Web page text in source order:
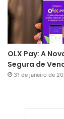
OLX Pay: A
Segura de
31 de janeiro de